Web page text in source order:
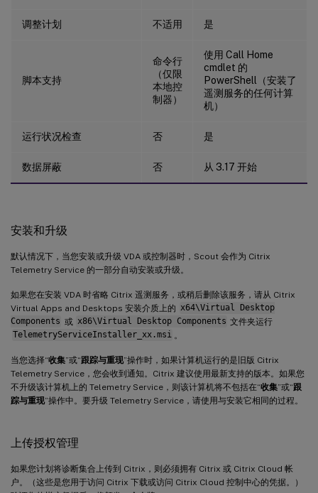
调整计划 不适用 是
脚本支持
命令行
（仅限
本地控
制器）
使用 Call Home
cmdlet 的
PowerShell（安装了
遥测服务的任何计算
机）
运行状况检查 否 是
数据屏蔽 否 从 3.17 开始
安装和升级
默认情况下，当您安装或升级 VDA 或控制器时，Scout 会作为 Citrix
Telemetry Service 的一部分自动安装或升级。
如果您在安装 VDA 时省略 Citrix 遥测服务，或稍后删除该服务，请从 Citrix
Virtual Apps and Desktops 安装介质上的 x64\Virtual Desktop
Components 或 x86\Virtual Desktop Components 文件夹运行
TelemetryServiceInstaller_xx.msi 。
当您选择“收集”或“跟踪与重现”操作时，如果计算机运行的是旧版 Citrix
Telemetry Service，您会收到通知。Citrix 建议使用最新支持的版本。如果您
不升级该计算机上的 Telemetry Service，则该计算机将不包括在“收集”或“跟
踪与重现”操作中。要升级 Telemetry Service，请使用与安装它相同的过程。
上传授权管理
如果您计划将诊断集合上传到 Citrix，则必须拥有 Citrix 或 Citrix Cloud 帐
户。（这些是您用于访问 Citrix 下载或访问 Citrix Cloud 控制中心的凭据。）